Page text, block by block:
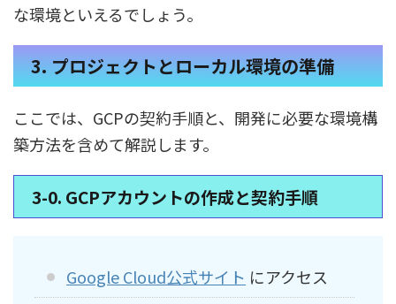
な環境といえるでしょう。
3. プロジェクトとローカル環境の準備
ここでは、GCPの契約手順と、開発に必要な環境構
築方法を含めて解説します。
3-0. GCPアカウントの作成と契約手順
Google Cloud公式サイト にアクセス